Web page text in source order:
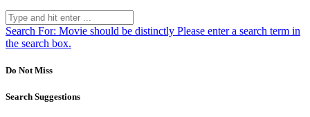
Search For: Movie should be distinctly Please enter a search term in
the search box.
Do Not Miss
Search Suggestions